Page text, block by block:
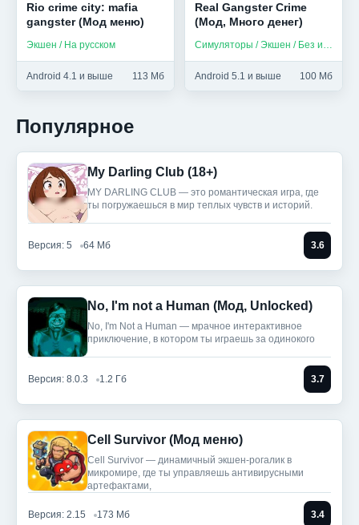
Rio crime city: mafia
gangster (Мод меню)
Экшен / На русском
Android 4.1 и выше 113 Мб
Real Gangster Crime
(Мод, Много денег)
Симуляторы / Экшен / Без интернета
Android 5.1 и выше 100 Мб
Популярное
My Darling Club (18+)
MY DARLING CLUB — это романтическая игра, где
ты погружаешься в мир теплых чувств и историй.
Версия: 5 64 Мб 3.6
No, I'm not a Human (Мод, Unlocked)
No, I'm Not a Human — мрачное интерактивное
приключение, в котором ты играешь за одинокого
Версия: 8.0.3 1.2 Гб 3.7
Cell Survivor (Мод меню)
Cell Survivor — динамичный экшен-рогалик в
микромире, где ты управляешь антивирусными
артефактами,
Версия: 2.15 173 Мб 3.4